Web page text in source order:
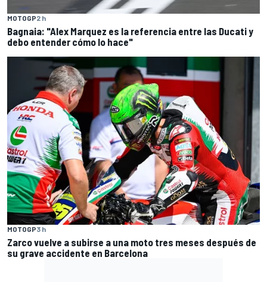
MOTOGP2 h
Bagnaia: "Alex Marquez es la referencia entre las Ducati y
debo entender cómo lo hace"
MOTOGP3 h
Zarco vuelve a subirse a una moto tres meses después de
su grave accidente en Barcelona